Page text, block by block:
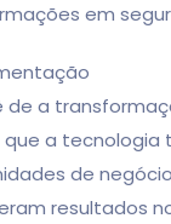
em
de a
a tecnologia
de
resultados